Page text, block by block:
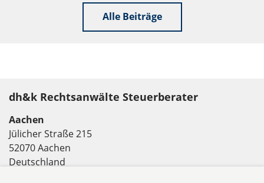
Alle Beiträge
dh&k Rechtsanwälte Steuerberater
Aachen
Jülicher Straße 215
52070 Aachen
Deutschland